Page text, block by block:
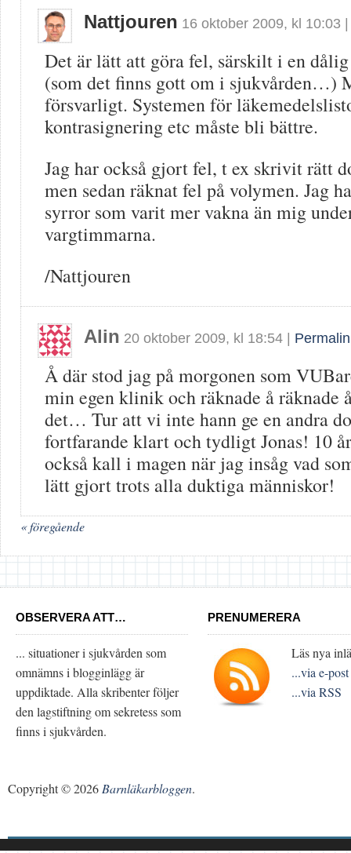
Nattjouren 16 oktober 2009, kl 10:03
Det är lätt att göra fel, särskilt i en
(som det finns gott om i sjukvården…)
försvarligt. Systemen för
kontrasignering etc måste bli bättre.
Jag har också gjort fel, t ex skrivit rätt
men sedan räknat fel på volymen. Jag
syrror som varit mer vakna än mig
vargtimmarna.
/Nattjouren
Alin 20 oktober 2009, kl 18:54
Å där stod jag på morgonen som
min egen klinik och räknade å räknade
det… Tur att vi inte hann ge en andra
fortfarande klart och tydligt Jonas! 10
också kall i magen när jag insåg vad
lätt gjort trots alla duktiga människor!
« föregående
OBSERVERA ATT…
... situationer i sjukvården som
omnämns i blogginlägg är
uppdiktade. Alla skribenter följer
den lagstiftning om sekretess som
finns i sjukvården.
PRENUMERERA
Läs nya
...via e-post
...via RSS
Copyright © 2026 Barnläkarbloggen.